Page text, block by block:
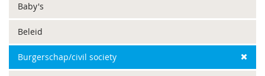
Baby's
Beleid
Burgerschap/civil society